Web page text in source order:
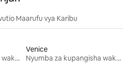
Maarufu vya Karibu
Nyumba za kupangisha wakati wa likizo
Venice
Nyumba za kupangisha wakati wa likizo